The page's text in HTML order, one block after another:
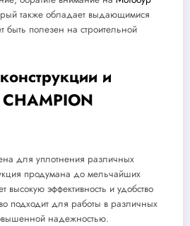
также обладает выдающимися
быть полезен на строительной
и
CHAMPION
для уплотнения различных
продумана до мельчайших
высокую эффективность и удобство
подходит для работы в различных
надежностью.